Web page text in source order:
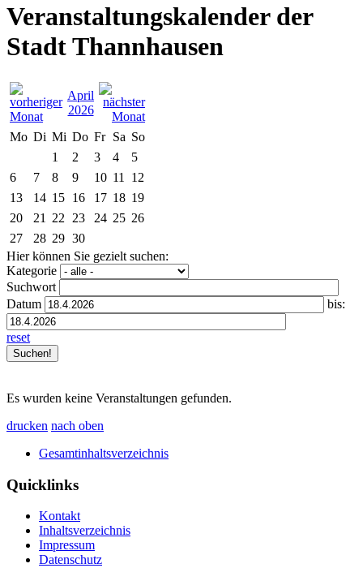
Veranstaltungskalender der
Stadt Thannhausen
April
2026
Mo Di Mi Do Fr Sa So
1
2 3 4
5
6
7 8 9 10 11
12
13
14 15 16 17 18 19
20
21 22 23 24 25 26
27
28 29 30
Hier können Sie gezielt suchen:
Kategorie
Suchwort
Datum
bis:
reset
Es wurden keine Veranstaltungen gefunden.
drucken nach oben
Gesamtinhaltsverzeichnis
Quicklinks
Kontakt
Inhaltsverzeichnis
Impressum
Datenschutz